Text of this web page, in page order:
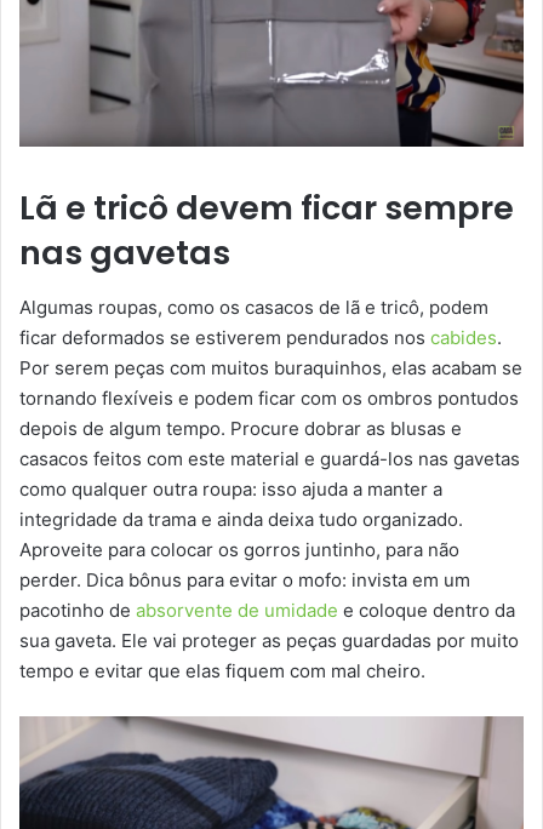
Lã e tricô devem ficar sempre
nas gavetas
Algumas roupas, como os casacos de lã e tricô, podem
ficar deformados se estiverem pendurados nos cabides.
Por serem peças com muitos buraquinhos, elas acabam se
tornando flexíveis e podem ficar com os ombros pontudos
depois de algum tempo. Procure dobrar as blusas e
casacos feitos com este material e guardá-los nas gavetas
como qualquer outra roupa: isso ajuda a manter a
integridade da trama e ainda deixa tudo organizado.
Aproveite para colocar os gorros juntinho, para não
perder. Dica bônus para evitar o mofo: invista em um
pacotinho de absorvente de umidade e coloque dentro da
sua gaveta. Ele vai proteger as peças guardadas por muito
tempo e evitar que elas fiquem com mal cheiro.